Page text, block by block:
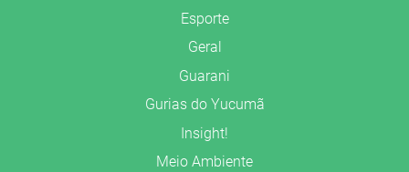
Esporte
Geral
Guarani
Gurias do Yucumã
Insight!
Meio Ambiente